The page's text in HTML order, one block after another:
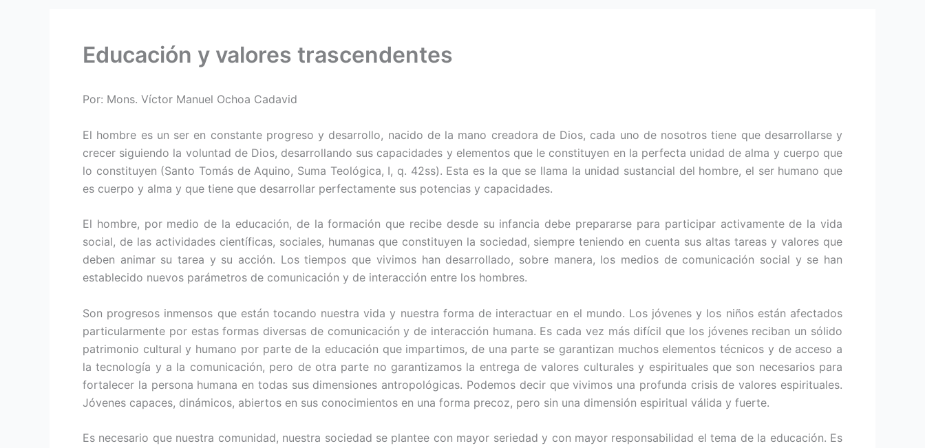
Educación y valores trascendentes
Por: Mons. Víctor Manuel Ochoa Cadavid
El hombre es un ser en constante progreso y desarrollo, nacido de la mano creadora de Dios, cada uno de nosotros tiene que desarrollarse y
crecer siguiendo la voluntad de Dios, desarrollando sus capacidades y elementos que le constituyen en la perfecta unidad de alma y cuerpo que
lo constituyen (Santo Tomás de Aquino, Suma Teológica, I, q. 42ss). Esta es la que se llama la unidad sustancial del hombre, el ser humano que
es cuerpo y alma y que tiene que desarrollar perfectamente sus potencias y capacidades.
El hombre, por medio de la educación, de la formación que recibe desde su infancia debe prepararse para participar activamente de la vida
social, de las actividades científicas, sociales, humanas que constituyen la sociedad, siempre teniendo en cuenta sus altas tareas y valores que
deben animar su tarea y su acción. Los tiempos que vivimos han desarrollado, sobre manera, los medios de comunicación social y se han
establecido nuevos parámetros de comunicación y de interacción entre los hombres.
Son progresos inmensos que están tocando nuestra vida y nuestra forma de interactuar en el mundo. Los jóvenes y los niños están afectados
particularmente por estas formas diversas de comunicación y de interacción humana. Es cada vez más difícil que los jóvenes reciban un sólido
patrimonio cultural y humano por parte de la educación que impartimos, de una parte se garantizan muchos elementos técnicos y de acceso a
la tecnología y a la comunicación, pero de otra parte no garantizamos la entrega de valores culturales y espirituales que son necesarios para
fortalecer la persona humana en todas sus dimensiones antropológicas. Podemos decir que vivimos una profunda crisis de valores espirituales.
Jóvenes capaces, dinámicos, abiertos en sus conocimientos en una forma precoz, pero sin una dimensión espiritual válida y fuerte.
Es necesario que nuestra comunidad, nuestra sociedad se plantee con mayor seriedad y con mayor responsabilidad el tema de la educación. Es